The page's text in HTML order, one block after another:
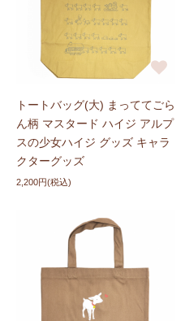
トートバッグ(大) まっててごら
ん柄 マスタード ハイジ アルプ
スの少女ハイジ グッズ キャラ
クターグッズ
2,200円(税込)